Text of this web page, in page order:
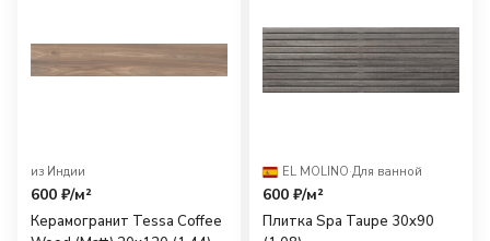
из Индии
600 ₽/м²
Керамогранит Tessa Coffee
EL MOLINO·Для ванной
600 ₽/м²
Плитка Spa Taupe 30x90